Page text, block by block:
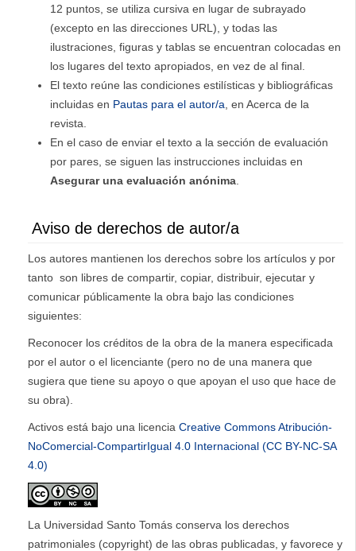
12 puntos, se utiliza cursiva en lugar de subrayado
(excepto en las direcciones URL), y todas las
ilustraciones, figuras y tablas se encuentran colocadas en
los lugares del texto apropiados, en vez de al final.
El texto reúne las condiciones estilísticas y bibliográficas
incluidas en Pautas para el autor/a , en Acerca de la
revista.
En el caso de enviar el texto a la sección de evaluación
por pares, se siguen las instrucciones incluidas en
Asegurar una evaluación anónima
Aviso de derechos de autor/a
Los autores mantienen los derechos sobre los artículos y por
tanto son libres de compartir, copiar, distribuir, ejecutar y
comunicar públicamente la obra bajo las condiciones
siguientes:
Reconocer los créditos de la obra de la manera especificada
por el autor o el licenciante (pero no de una manera que
sugiera que tiene su apoyo o que apoyan el uso que hace de
su obra).
Activos está bajo una licencia Creative Commons Atribución-
NoComercial-CompartirIgual 4.0 Internacional (CC BY-NC-SA
4.0)
La Universidad Santo Tomás conserva los derechos
patrimoniales (copyright) de las obras publicadas, y favorece y